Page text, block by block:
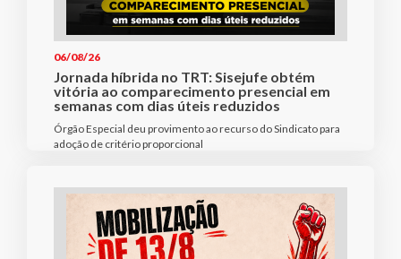
06/08/26
Jornada híbrida no TRT: Sisejufe obtém
vitória ao comparecimento presencial em
semanas com dias úteis reduzidos
Órgão Especial deu provimento ao recurso do Sindicato para
adoção de critério proporcional